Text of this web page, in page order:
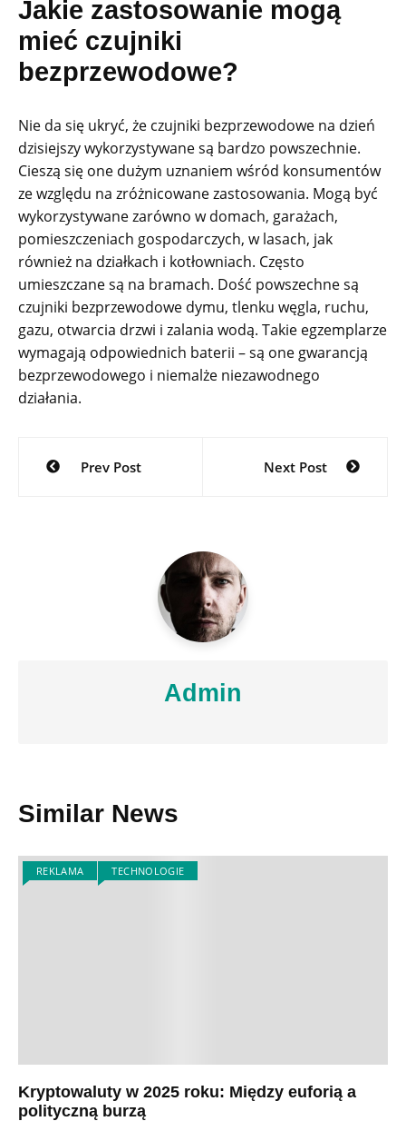
Jakie zastosowanie mogą
mieć czujniki
bezprzewodowe?
Nie da się ukryć, że czujniki bezprzewodowe na dzień
dzisiejszy wykorzystywane są bardzo powszechnie.
Cieszą się one dużym uznaniem wśród konsumentów
ze względu na zróżnicowane zastosowania. Mogą być
wykorzystywane zarówno w domach, garażach,
pomieszczeniach gospodarczych, w lasach, jak
również na działkach i kotłowniach. Często
umieszczane są na bramach. Dość powszechne są
czujniki bezprzewodowe dymu, tlenku węgla, ruchu,
gazu, otwarcia drzwi i zalania wodą. Takie egzemplarze
wymagają odpowiednich baterii – są one gwarancją
bezprzewodowego i niemalże niezawodnego
działania.
Nawigacja
wpisu
Prev Post Next Post
Admin
Similar News
REKLAMA TECHNOLOGIE
Kryptowaluty w 2025 roku: Między euforią a
polityczną burzą